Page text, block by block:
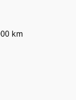
km